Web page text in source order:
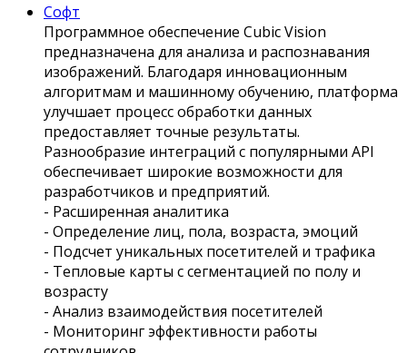
Софт
Программное обеспечение Сubic Vision
предназначена для анализа и распознавания
изображений. Благодаря инновационным
алгоритмам и машинному обучению, платформа
улучшает процесс обработки данных
предоставляет точные результаты.
Разнообразие интеграций с популярными API
обеспечивает широкие возможности для
разработчиков и предприятий.
- Расширенная аналитика
- Определение лиц, пола, возраста, эмоций
- Подсчет уникальных посетителей и трафика
- Тепловые карты с сегментацией по полу и
возрасту
- Анализ взаимодействия посетителей
- Мониторинг эффективности работы